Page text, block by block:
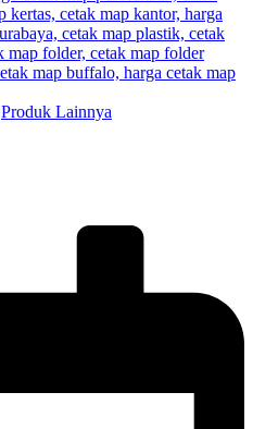
Produk Lainnya